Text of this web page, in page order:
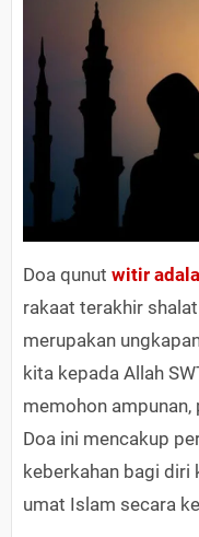
Doa qunut witir
rakaat terakhir
merupakan
kita kepada Allah
memohon ampunan,
Doa ini mencakup
keberkahan bagi diri
umat Islam secara